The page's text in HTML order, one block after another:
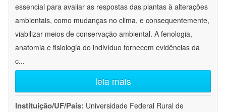
essencial para avaliar as respostas das plantas à alterações
ambientais, como mudanças no clima, e consequentemente,
viabilizar meios de conservação ambiental. A fenologia,
anatomia e fisiologia do indivíduo fornecem evidências da
c...
leia mais
Instituição/UF/País: Universidade Federal Rural de